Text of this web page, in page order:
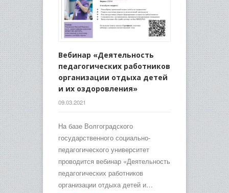
Вебинар «Деятельность
педагогических работников
организации отдыха детей
и их оздоровления»
09.03.2021
На базе Волгоградского
государственного социально-
педагогического университет
проводится вебинар «Деятельность
педагогических работников
организации отдыха детей и…